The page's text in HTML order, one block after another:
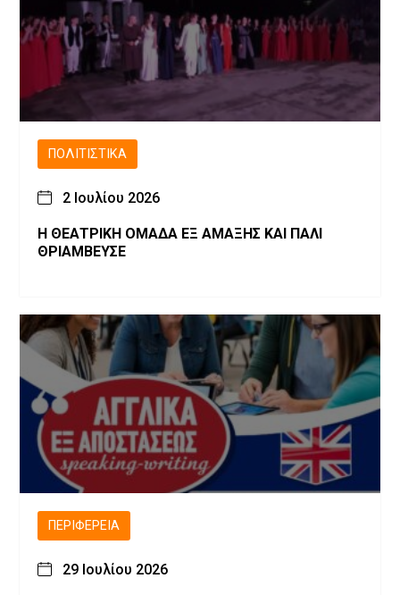
ΠΟΛΙΤΙΣΤΙΚΆ
2 Ιουλίου 2026
Η ΘΕΑΤΡΙΚΗ ΟΜΑΔΑ ΕΞ ΑΜΑΞΗΣ ΚΑΙ ΠΑΛΙ
ΘΡΙΑΜΒΕΥΣΕ
ΠΕΡΙΦΈΡΕΙΑ
29 Ιουλίου 2026